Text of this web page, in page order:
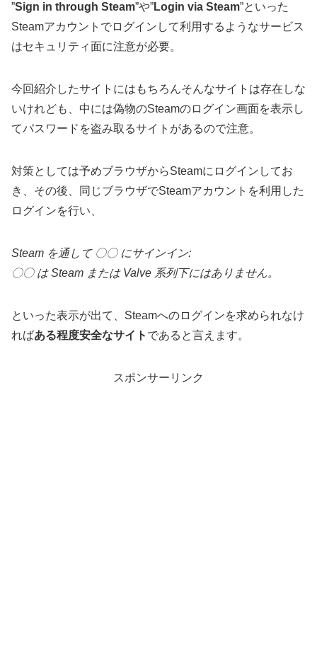
”Sign in through Steam”や”Login via Steam”といった
Steamアカウントでログインして利用するようなサービス
はセキュリティ面に注意が必要。
今回紹介したサイトにはもちろんそんなサイトは存在しな
いけれども、中には偽物のSteamのログイン画面を表示し
てパスワードを盗み取るサイトがあるので注意。
対策としては予めブラウザからSteamにログインしてお
き、その後、同じブラウザでSteamアカウントを利用した
ログインを行い、
Steam を通して 〇〇 にサインイン:
〇〇 は Steam または Valve 系列下にはありません。
といった表示が出て、Steamへのログインを求められなけ
ればある程度安全なサイト であると言えます。
スポンサーリンク